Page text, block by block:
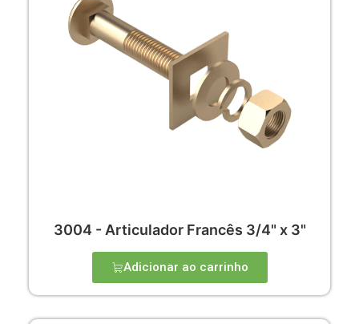
3004 - Articulador Francês 3/4" x 3"
Adicionar ao carrinho